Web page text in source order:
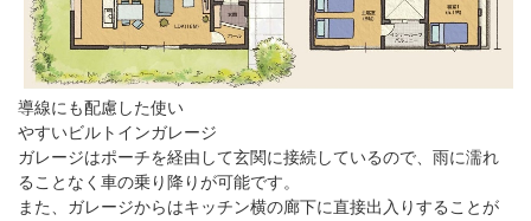
導線にも配慮した使い
やすいビルトインガレージ
ガレージはポーチを経由して玄関に接続しているので、雨に濡れ
ることなく車の乗り降りが可能です。
また、ガレージからはキッチン横の廊下に直接出入りすることが